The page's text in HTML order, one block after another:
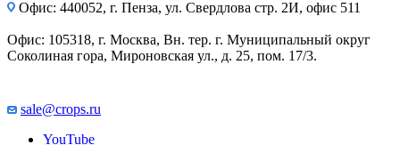
Офис: 440052, г. Пенза, ул. Свердлова стр. 2И, офис 511
Офис: 105318, г. Москва, Вн. тер. г. Муниципальный округ
Соколиная гора, Мироновская ул., д. 25, пом. 17/3.
sale@crops.ru
YouTube